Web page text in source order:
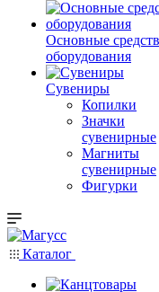
Основные
оборудования
Сувениры
Копилки
Значки
сувенирные
Магниты
сувенирные
Фигурки
Каталог